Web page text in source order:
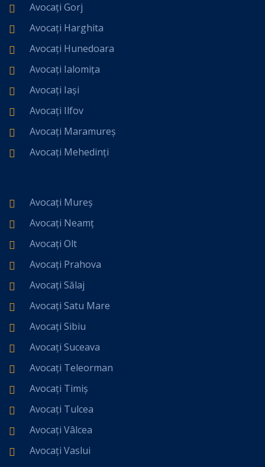
Avocați Gorj
Avocați Harghita
Avocați Hunedoara
Avocați Ialomița
Avocați Iași
Avocați Ilfov
Avocați Maramureș
Avocați Mehedinți
Avocați Mureș
Avocați Neamț
Avocați Olt
Avocați Prahova
Avocați Sălaj
Avocați Satu Mare
Avocați Sibiu
Avocați Suceava
Avocați Teleorman
Avocați Timiș
Avocați Tulcea
Avocați Vâlcea
Avocați Vaslui